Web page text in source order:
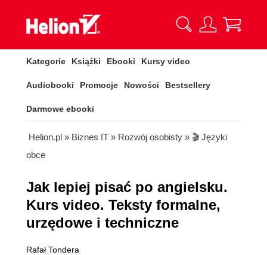
Kategorie Książki Ebooki Kursy video
Audiobooki Promocje Nowości Bestsellery
Darmowe ebooki
Helion.pl » Biznes IT » Rozwój osobisty » 🎬 Języki
obce
Jak lepiej pisać po angielsku.
Kurs video. Teksty formalne,
urzędowe i techniczne
Rafał Tondera